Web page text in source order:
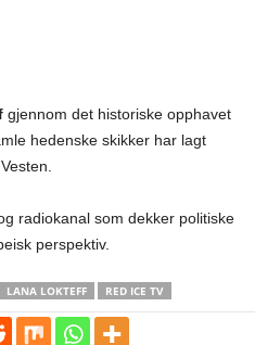
gjennom det historiske opphavet
hedenske skikker har lagt
radiokanal som dekker politiske
perspektiv.
LANA LOKTEFF RED ICE TV